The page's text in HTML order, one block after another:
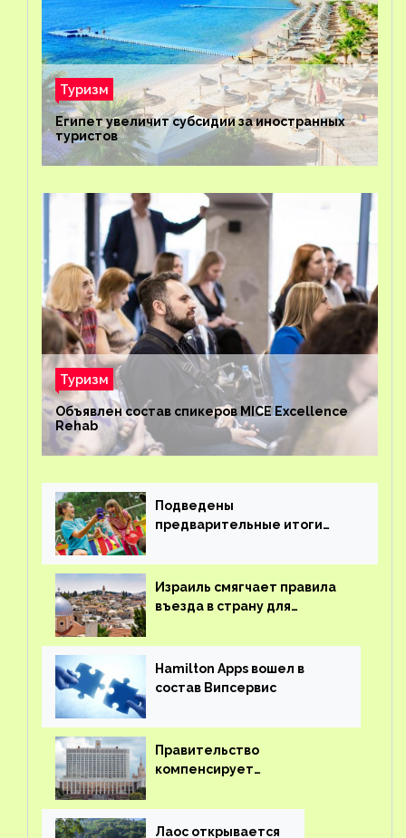
Туризм
Египет увеличит субсидии за иностранных
туристов
Туризм
Объявлен состав спикеров MICE Excellence
Rehab
Подведены
предварительные итоги
Израиль смягчает правила
въезда в страну для
Hamilton Apps вошел в
состав Випсервис
Правительство
компенсирует
вывоз россиян из-за рубежа
Лаос открывается